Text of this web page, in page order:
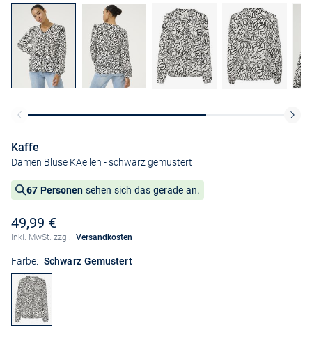
Kaffe
Damen Bluse KAellen - schwarz gemustert
67 Personen sehen sich das gerade an.
49,99 €
Inkl. MwSt. zzgl. Versandkosten
Farbe: Schwarz Gemustert